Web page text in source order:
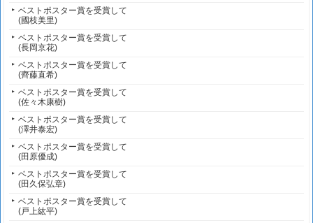
ベストポスター賞を受賞して
(國枝美里)
ベストポスター賞を受賞して
(長岡京花)
ベストポスター賞を受賞して
(齊藤直希)
ベストポスター賞を受賞して
(佐々木康樹)
ベストポスター賞を受賞して
(澤井泰宏)
ベストポスター賞を受賞して
(田原優成)
ベストポスター賞を受賞して
(田久保弘章)
ベストポスター賞を受賞して
(戸上紘平)